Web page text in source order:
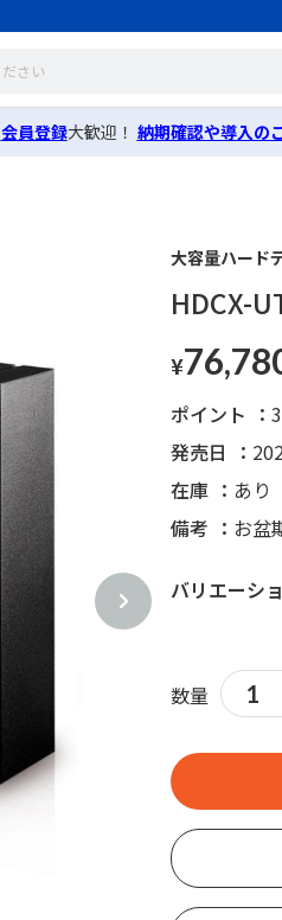
会員登録大歓迎！ 納期確認や導入の
大容量ハード
HDCX-
¥
発売日
ポイント
在庫
あり
備考
お盆
数量